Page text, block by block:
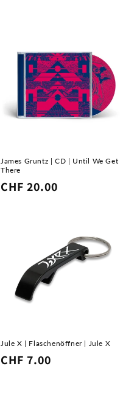
James Gruntz | CD | Until We Get
There
Normaler
CHF 20.00
Jule X | Flaschenöffner | Jule X
Normaler
CHF 7.00